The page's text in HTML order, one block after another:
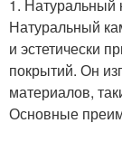
1. Натуральный
Натуральный
и эстетически
покрытий. Он
материалов,
Основные